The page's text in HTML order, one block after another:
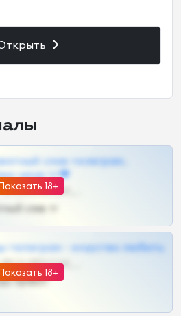
Показать 18+
слив телеграм,
шкур тг❤
слив тг
Показать 18+
телеграм - искуство любить
приват